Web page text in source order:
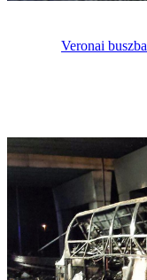
Veronai